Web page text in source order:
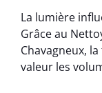
La lumière
Grâce au
Chavagneux,
valeur les